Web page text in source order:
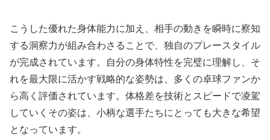
こうした優れた身体能力に加え、相手の動きを瞬時に察知
する洞察力が組み合わさることで、独自のプレースタイル
が完成されています。自分の身体特性を完璧に理解し、そ
れを最大限に活かす戦略的な姿勢は、多くの卓球ファンか
ら高く評価されています。体格差を技術とスピードで凌駕
していくその姿は、小柄な選手たちにとっても大きな希望
となっています。